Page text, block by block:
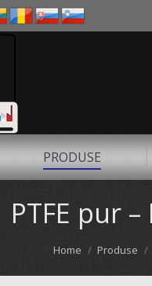
PRODUSE
PTFE pur
Home Produse